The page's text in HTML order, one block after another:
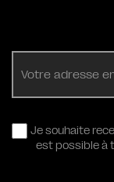
Je souhaite
est possible à